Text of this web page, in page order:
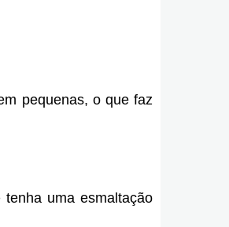
pequenas, o que faz
uma esmaltação